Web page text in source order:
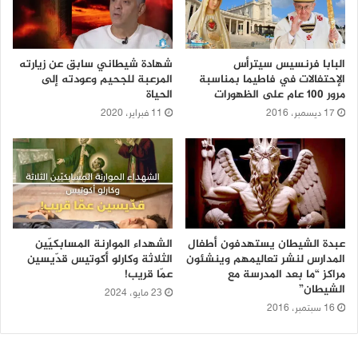
البابا فرنسيس سيترأس
الإحتفالات في فاطيما بمناسبة
مرور 100 عام على الظهورات
17 ديسمبر، 2016
شهادة شيطاني سابق عن زيارته
المرعبة للجحيم وعودته إلى
الحياة
11 فبراير، 2020
عبدة الشيطان يستهدفون أطفال
المدارس لنشر تعاليمهم وينشئون
مراكز “ما بعد المدرسة مع
الشيطان”
16 سبتمبر، 2016
الشهداء الموارنة المسابكيّين
الثلاثة وكارلو أكوتيس قدّيسين
عمّا قريب!
23 مايو، 2024